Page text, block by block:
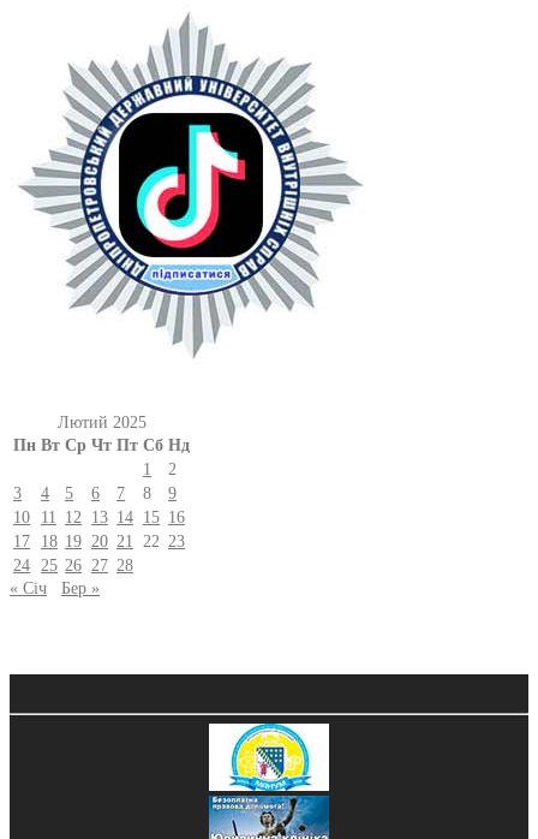
Лютий 2025
Пн Вт Ср Чт Пт Сб Нд
1
2
3
4 5 6 7 8
9
10
11 12 13 14 15 16
17
18 19 20 21 22 23
24 25 26 27 28
« Січ
Бер »